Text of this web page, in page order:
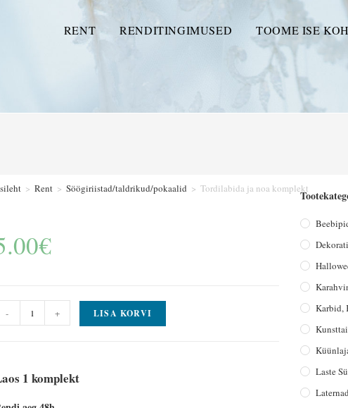
RENT RENDITINGIMUSED TOOME ISE
> Rent > Söögiriistad/taldrikud/pokaalid > Tordilabida ja noa komplekt
€
- + LISA KORVI
1 komplekt
Karbid,
Laste
Laternad